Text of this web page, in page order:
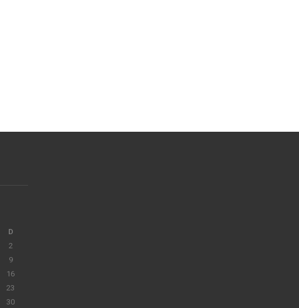
D
2
9
16
23
30